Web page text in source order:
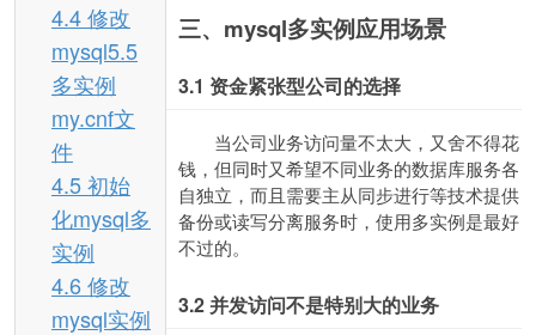
4.4 修改
mysql5.5
多实例
my.cnf文
件
4.5 初始
化mysql多
实例
4.6 修改
mysql实例
三、mysql多实例应用场景
3.1 资金紧张型公司的选择
当公司业务访问量不太大，又舍不得花
钱，但同时又希望不同业务的数据库服务各
自独立，而且需要主从同步进行等技术提供
备份或读写分离服务时，使用多实例是最好
不过的。
3.2并发访问不是特别大的业务